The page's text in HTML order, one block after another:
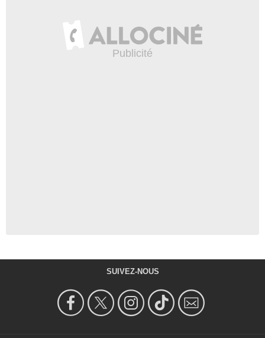
SUIVEZ-NOUS